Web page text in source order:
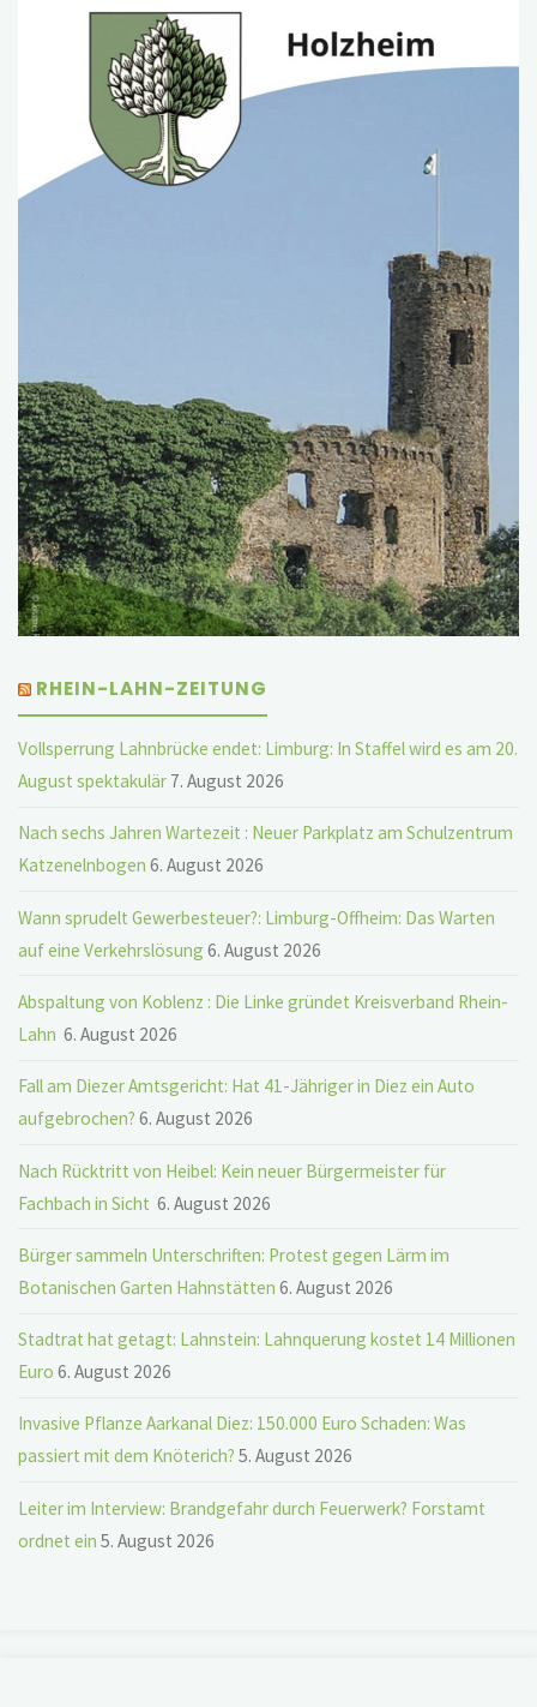
RHEIN-LAHN-ZEITUNG
Vollsperrung Lahnbrücke endet: Limburg: In Staffel wird es am 20.
August spektakulär 7. August 2026
Nach sechs Jahren Wartezeit : Neuer Parkplatz am Schulzentrum
Katzenelnbogen 6. August 2026
Wann sprudelt Gewerbesteuer?: Limburg-Offheim: Das Warten
auf eine Verkehrslösung 6. August 2026
Abspaltung von Koblenz : Die Linke gründet Kreisverband Rhein-
Lahn 6. August 2026
Fall am Diezer Amtsgericht: Hat 41-Jähriger in Diez ein Auto
aufgebrochen? 6. August 2026
Nach Rücktritt von Heibel: Kein neuer Bürgermeister für
Fachbach in Sicht 6. August 2026
Bürger sammeln Unterschriften: Protest gegen Lärm im
Botanischen Garten Hahnstätten 6. August 2026
Stadtrat hat getagt: Lahnstein: Lahnquerung kostet 14 Millionen
Euro 6. August 2026
Invasive Pflanze Aarkanal Diez: 150.000 Euro Schaden: Was
passiert mit dem Knöterich? 5. August 2026
Leiter im Interview: Brandgefahr durch Feuerwerk? Forstamt
ordnet ein 5. August 2026